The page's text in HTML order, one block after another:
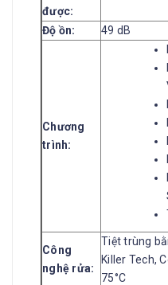
được:
Độ ồn: 49 dB
Chương
trình:
Công
nghệ rửa:
Tiệt trùng
Killer Tech,
75°C